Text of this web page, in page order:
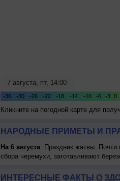
Кликните на погодной карте для
НАРОДНЫЕ ПРИМЕТЫ И
На 6 августа: Праздник жатвы. Почти
сбора черемухи, заготавливают
ИНТЕРЕСНЫЕ ФАКТЫ О